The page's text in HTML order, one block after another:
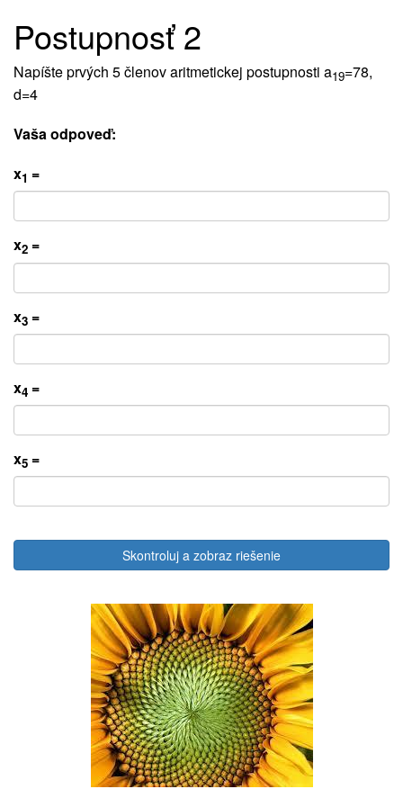
Postupnosť 2
Napíšte prvých 5 členov aritmetickej postupnosti a19=78,
d=4
Vaša odpoveď:
x1 =
x2 =
x3 =
x4 =
x5 =
Skontroluj a zobraz riešenie